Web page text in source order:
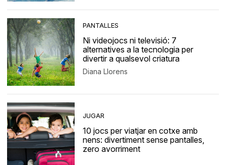
PANTALLES
Ni videojocs ni televisió: 7
alternatives a la tecnologia per
divertir a qualsevol criatura
Diana Llorens
JUGAR
10 jocs per viatjar en cotxe amb
nens: divertiment sense pantalles,
zero avorriment